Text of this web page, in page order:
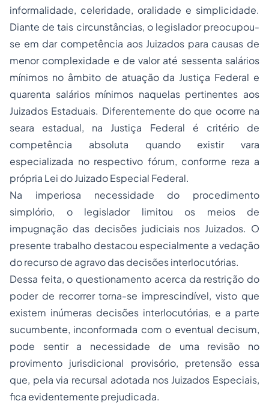
informalidade, celeridade, oralidade e simplicidade.
Diante de tais circunstâncias, o legislador preocupou-
se em dar competência aos Juizados para causas de
menor complexidade e de valor até sessenta salários
mínimos no âmbito de atuação da Justiça Federal e
quarenta salários mínimos naquelas pertinentes aos
Juizados Estaduais. Diferentemente do que ocorre na
seara estadual, na Justiça Federal é critério de
competência absoluta quando existir vara
especializada no respectivo fórum, conforme reza a
própria Lei do Juizado Especial Federal.
Na imperiosa necessidade do procedimento
simplório, o legislador limitou os meios de
impugnação das decisões judiciais nos Juizados. O
presente trabalho destacou especialmente a vedação
do recurso de agravo das decisões interlocutórias.
Dessa feita, o questionamento acerca da restrição do
poder de recorrer torna-se imprescindível, visto que
existem inúmeras decisões interlocutórias, e a parte
sucumbente, inconformada com o eventual decisum,
pode sentir a necessidade de uma revisão no
provimento jurisdicional provisório, pretensão essa
que, pela via recursal adotada nos Juizados Especiais,
fica evidentemente prejudicada.